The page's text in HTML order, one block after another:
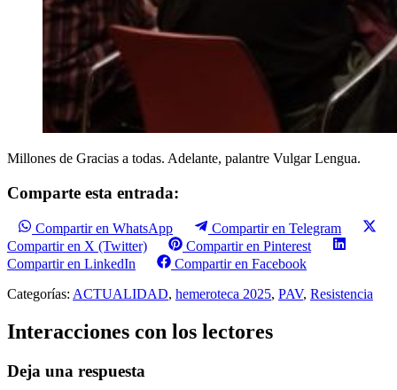
Millones de Gracias a todas. Adelante, palantre Vulgar Lengua.
Comparte esta entrada:
Compartir en WhatsApp
Compartir en Telegram
Compartir en X (Twitter)
Compartir en Pinterest
Compartir en LinkedIn
Compartir en Facebook
Categorías: ACTUALIDAD, hemeroteca 2025, PAV, Resistencia
Interacciones con los lectores
Deja una respuesta